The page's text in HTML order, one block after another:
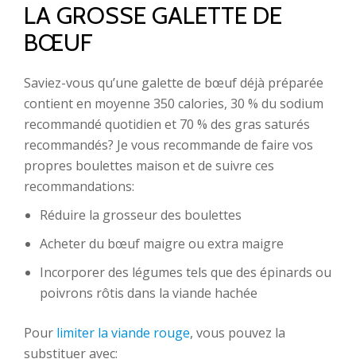
LA GROSSE GALETTE DE
BŒUF
Saviez-vous qu’une galette de bœuf déjà préparée
contient en moyenne 350 calories, 30 % du sodium
recommandé quotidien et 70 % des gras saturés
recommandés? Je vous recommande de faire vos
propres boulettes maison et de suivre ces
recommandations:
Réduire la grosseur des boulettes
Acheter du bœuf maigre ou extra maigre
Incorporer des légumes tels que des épinards ou
poivrons rôtis dans la viande hachée
Pour limiter la viande rouge, vous pouvez la
substituer avec: